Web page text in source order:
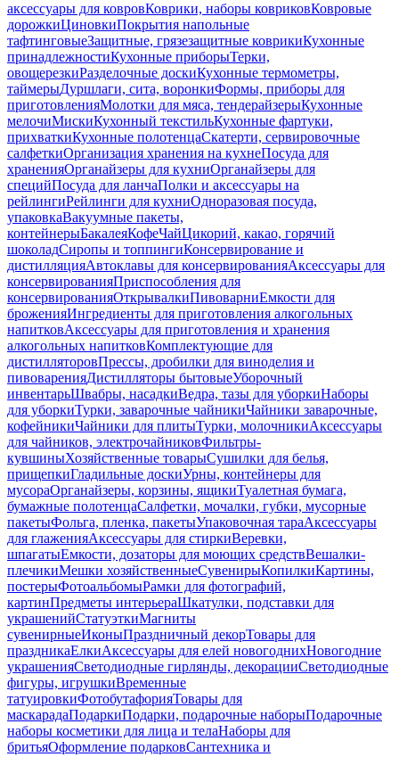
аксессуары для ковровКоврики, наборы ковриковКовровые
дорожкиЦиновкиПокрытия напольные
тафтинговыеЗащитные, грязезащитные коврикиКухонные
принадлежностиКухонные приборыТерки,
овощерезкиРазделочные доскиКухонные термометры,
таймерыДуршлаги, сита, воронкиФормы, приборы для
приготовленияМолотки для мяса, тендерайзерыКухонные
мелочиМискиКухонный текстильКухонные фартуки,
прихваткиКухонные полотенцаСкатерти, сервировочные
салфеткиОрганизация хранения на кухнеПосуда для
храненияОрганайзеры для кухниОрганайзеры для
специйПосуда для ланчаПолки и аксессуары на
рейлингиРейлинги для кухниОдноразовая посуда,
упаковкаВакуумные пакеты,
контейнерыБакалеяКофеЧайЦикорий, какао, горячий
шоколадСиропы и топпингиКонсервирование и
дистилляцияАвтоклавы для консервированияАксессуары для
консервированияПриспособления для
консервированияОткрывалкиПивоварниЕмкости для
броженияИнгредиенты для приготовления алкогольных
напитковАксессуары для приготовления и хранения
алкогольных напитковКомплектующие для
дистилляторовПрессы, дробилки для виноделия и
пивоваренияДистилляторы бытовыеУборочный
инвентарьШвабры, насадкиВедра, тазы для уборкиНаборы
для уборкиТурки, заварочные чайникиЧайники заварочные,
кофейникиЧайники для плитыТурки, молочникиАксессуары
для чайников, электрочайниковФильтры-
кувшиныХозяйственные товарыСушилки для белья,
прищепкиГладильные доскиУрны, контейнеры для
мусораОрганайзеры, корзины, ящикиТуалетная бумага,
бумажные полотенцаСалфетки, мочалки, губки, мусорные
пакетыФольга, пленка, пакетыУпаковочная тараАксессуары
для глаженияАксессуары для стиркиВеревки,
шпагатыЕмкости, дозаторы для моющих средствВешалки-
плечикиМешки хозяйственныеСувенирыКопилкиКартины,
постерыФотоальбомыРамки для фотографий,
картинПредметы интерьераШкатулки, подставки для
украшенийСтатуэткиМагниты
сувенирныеИконыПраздничный декорТовары для
праздникаЕлкиАксессуары для елей новогоднихНовогодние
украшенияСветодиодные гирлянды, декорацииСветодиодные
фигуры, игрушкиВременные
татуировкиФотобутафорияТовары для
маскарадаПодаркиПодарки, подарочные наборыПодарочные
наборы косметики для лица и телаНаборы для
бритьяОформление подарковСантехника и